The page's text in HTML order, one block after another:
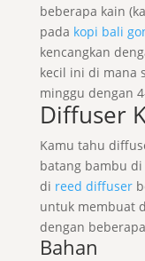
beberapa kain
pada kopi bali
kencangkan
kecil ini di mana
minggu dengan
Diffuser
Kamu tahu
batang bambu
di reed diffuser
untuk membuat
dengan
Bahan